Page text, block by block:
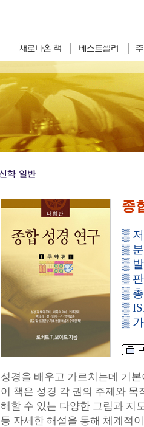
종
▒
▒
▒
▒
▒
▒
▒
성경을 배우고 가르치는데 기
이 책은 성경 각 권의 주제와 목
해할 수 있는 다양한 그림과 지
등 자세한 해설을 통해 체계적